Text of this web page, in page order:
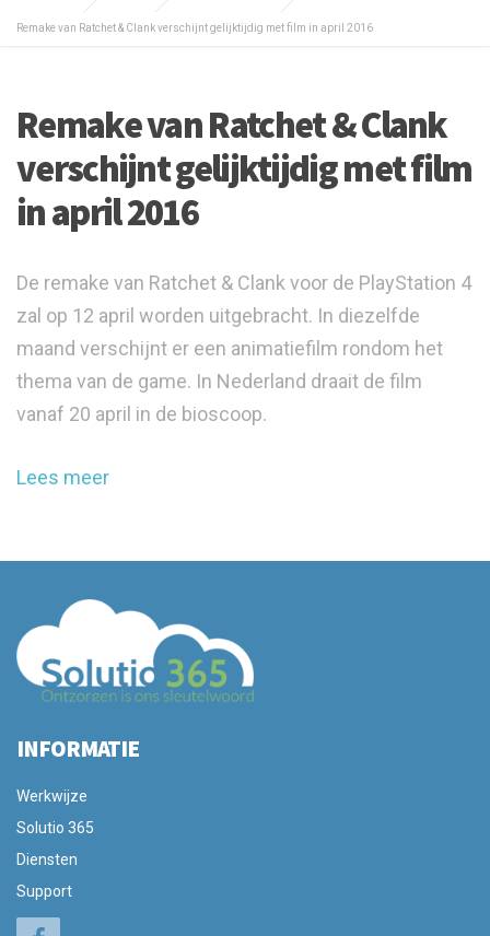
Remake van Ratchet & Clank verschijnt gelijktijdig met film in april 2016
Remake van Ratchet & Clank
verschijnt gelijktijdig met film
in april 2016
De remake van Ratchet & Clank voor de PlayStation 4
zal op 12 april worden uitgebracht. In diezelfde
maand verschijnt er een animatiefilm rondom het
thema van de game. In Nederland draait de film
vanaf 20 april in de bioscoop.
Lees meer
INFORMATIE
Werkwijze
Solutio 365
Diensten
Support